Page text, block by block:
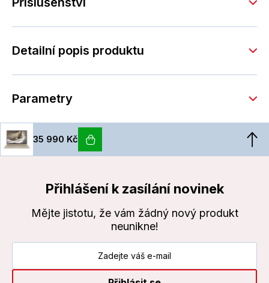
Detailní popis produktu
Parametry
35 990 Kč
Přihlášení k zasílání novinek
Mějte jistotu, že vám žádný nový produkt
neunikne!